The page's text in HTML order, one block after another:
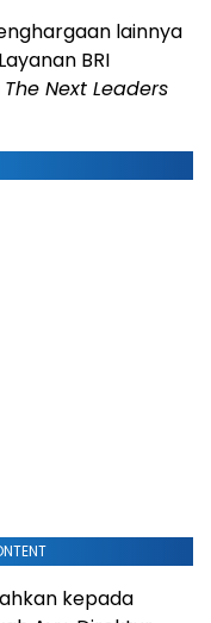
lainnya
BRI
The Next Leaders
kepada